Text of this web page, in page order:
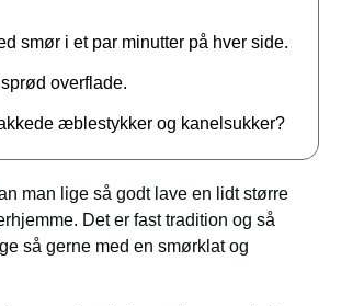
smør i et par minutter på hver side.
overflade.
æblestykker og kanelsukker?
man lige så godt lave en lidt større
Det er fast tradition og så
så gerne med en smørklat og